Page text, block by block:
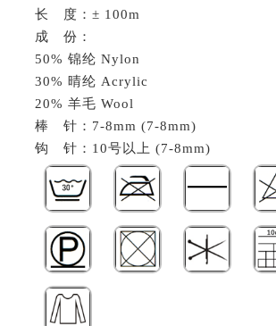
长 度：± 100m
成 份：
50% 锦纶 Nylon
30% 晴纶 Acrylic
20% 羊毛 Wool
棒 针：7-8mm (7-8mm)
钩 针：10号以上 (7-8mm)